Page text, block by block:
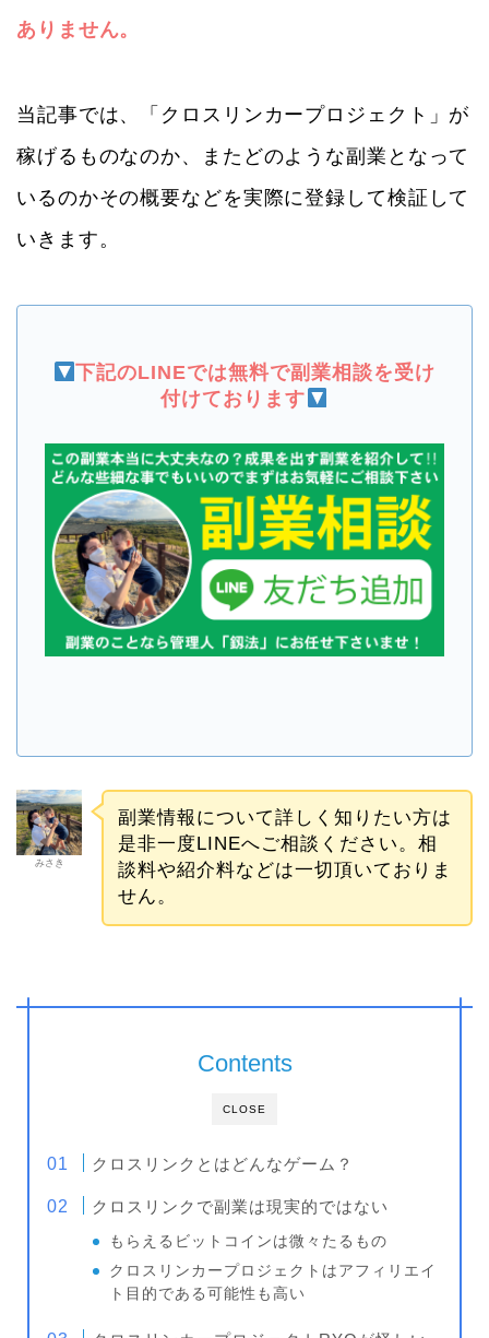
ありません。
当記事では、「クロスリンカープロジェクト」が
稼げるものなのか、またどのような副業となって
いるのかその概要などを実際に登録して検証して
いきます。
下記のLINEでは無料で副業相談を受け
付けております
みさき
副業情報について詳しく知りたい方は
是非一度LINEへご相談ください。相
談料や紹介料などは一切頂いておりま
せん。
CLOSE
Contents
クロスリンクとはどんなゲーム？
クロスリンクで副業は現実的ではない
もらえるビットコインは微々たるもの
クロスリンカープロジェクトはアフィリエイ
ト目的である可能性も高い